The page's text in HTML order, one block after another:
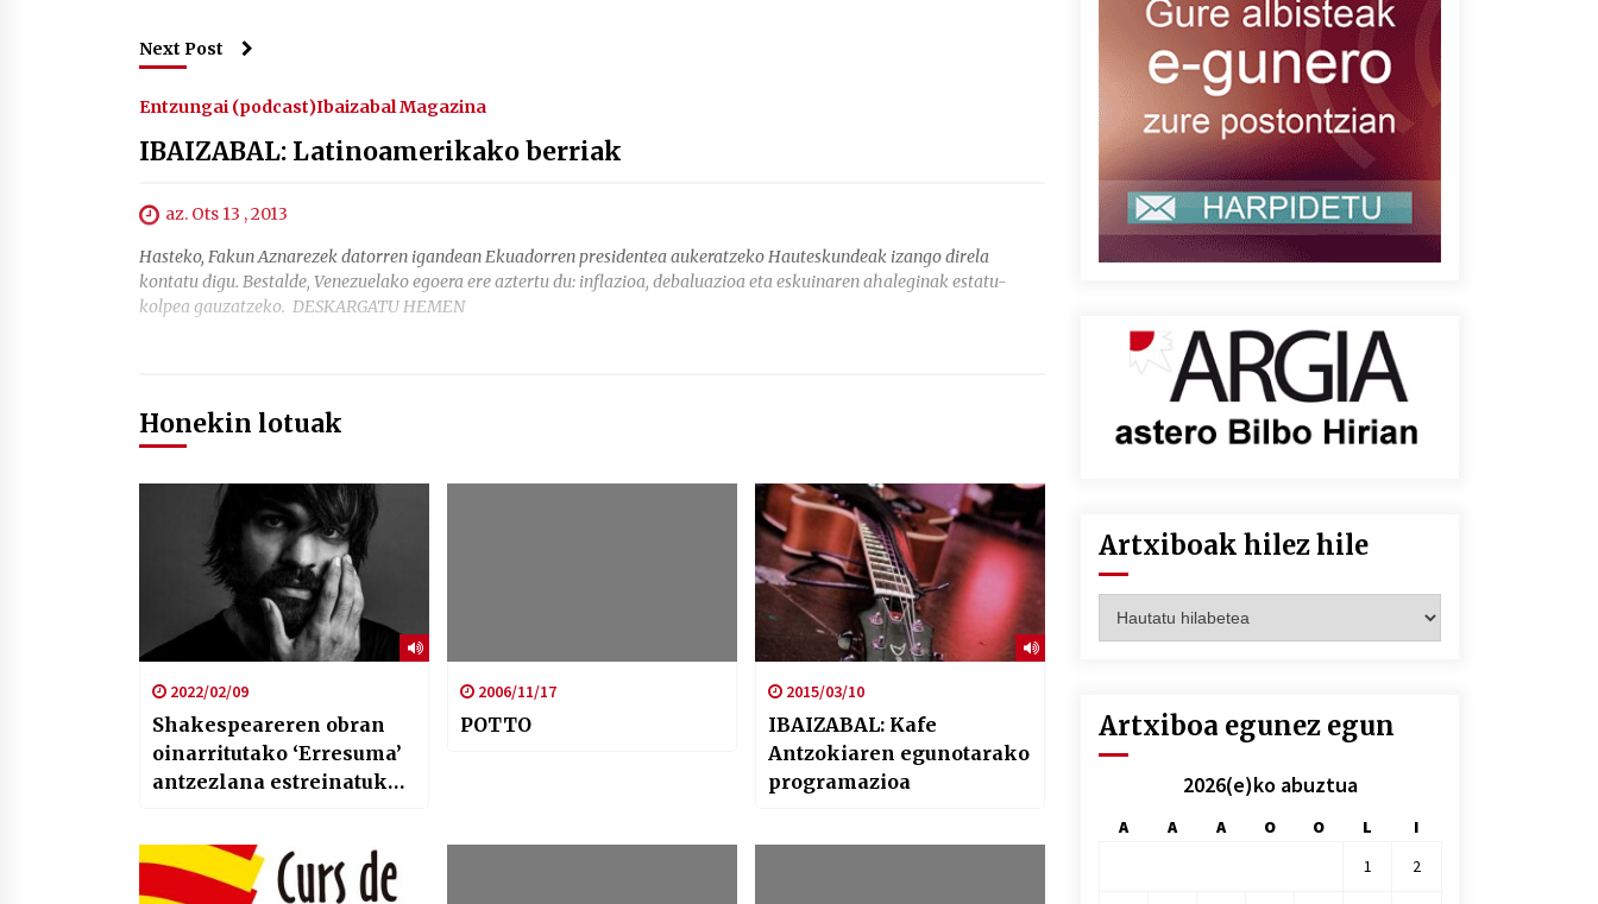
Next Post
Entzungai (podcast)Ibaizabal Magazina
IBAIZABAL: Latinoamerikako berriak
az. Ots 13 , 2013
Hasteko, Fakun Aznarezek datorren igandean Ekuadorren presidentea aukeratzeko Hauteskundeak izango direla
kontatu digu. Bestalde, Venezuelako egoera ere aztertu du: inflazioa, debaluazioa eta eskuinaren ahaleginak estatu-
kolpea gauzatzeko. DESKARGATU HEMEN
Honekin lotuak
2022/02/09
Shakespeareren obran
oinarritutako ‘Erresuma’
antzezlana estreinatuko
2006/11/17
POTTO
2015/03/10
IBAIZABAL: Kafe
Antzokiaren egunotarako
programazioa
Artxiboak hilez hile
hilez
Artxiboa egunez egun
2026(e)ko abuztua
A A A O O L
I
1
2